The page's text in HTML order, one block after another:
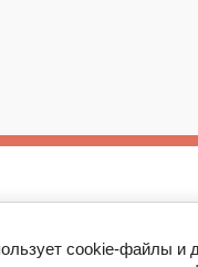
cookie-файлы и